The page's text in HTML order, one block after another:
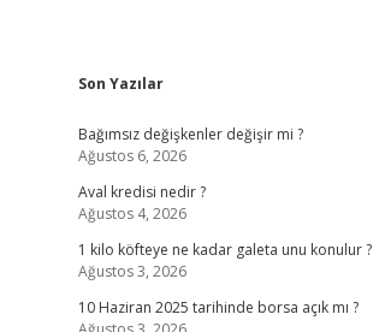
Sidebar
Son Yazılar
Bağımsız değişkenler değişir mi ?
Ağustos 6, 2026
Aval kredisi nedir ?
Ağustos 4, 2026
1 kilo köfteye ne kadar galeta unu konulur ?
Ağustos 3, 2026
10 Haziran 2025 tarihinde borsa açık mı ?